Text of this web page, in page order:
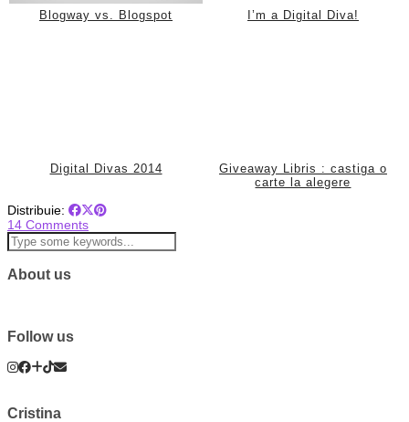
Blogway vs. Blogspot I’m a Digital Diva!
Digital Divas 2014
Giveaway Libris : castiga o
carte la alegere
Distribuie:
14 Comments
About us
Follow us
Cristina